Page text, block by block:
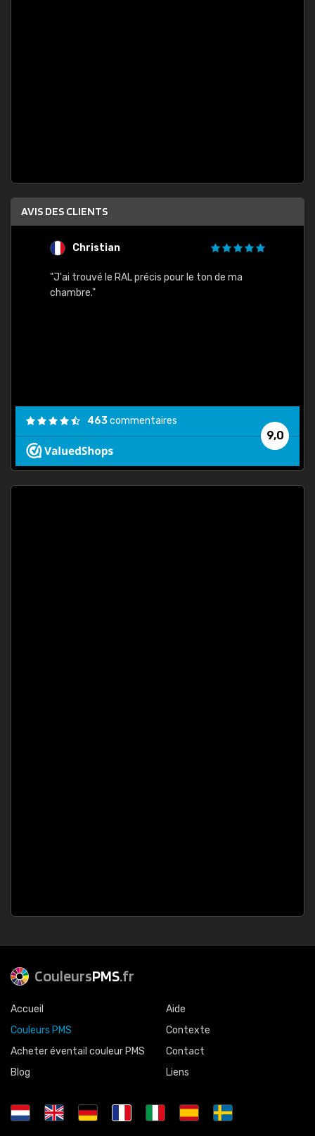
AVIS DES CLIENTS
Christian
"J'ai trouvé le RAL précis pour le ton de ma
chambre."
9,0
463commentaires
CouleursPMS.fr
Accueil
Couleurs PMS
Acheter éventail couleur PMS
Blog
Aide
Contexte
Contact
Liens